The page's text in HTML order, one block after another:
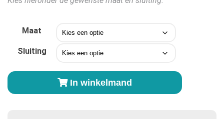
Maat
Sluiting
Blümchen
overbroekje
In winkelmand